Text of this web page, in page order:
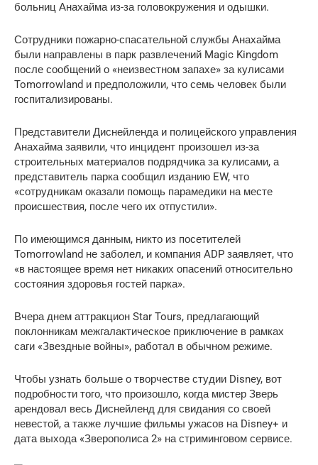
больниц Анахайма из-за головокружения и одышки.
Сотрудники пожарно-спасательной службы Анахайма
были направлены в парк развлечений Magic Kingdom
после сообщений о «неизвестном запахе» за кулисами
Tomorrowland и предположили, что семь человек были
госпитализированы.
Представители Диснейленда и полицейского управления
Анахайма заявили, что инцидент произошел из-за
строительных материалов подрядчика за кулисами, а
представитель парка сообщил изданию EW, что
«сотрудникам оказали помощь парамедики на месте
происшествия, после чего их отпустили».
По имеющимся данным, никто из посетителей
Tomorrowland не заболел, и компания ADP заявляет, что
«в настоящее время нет никаких опасений относительно
состояния здоровья гостей парка».
Вчера днем ​​аттракцион Star Tours, предлагающий
поклонникам межгалактическое приключение в рамках
саги «Звездные войны», работал в обычном режиме.
Чтобы узнать больше о творчестве студии Disney, вот
подробности того, что произошло, когда мистер Зверь
арендовал весь Диснейленд для свидания со своей
невестой, а также лучшие фильмы ужасов на Disney+ и
дата выхода «Зверополиса 2» на стриминговом сервисе.